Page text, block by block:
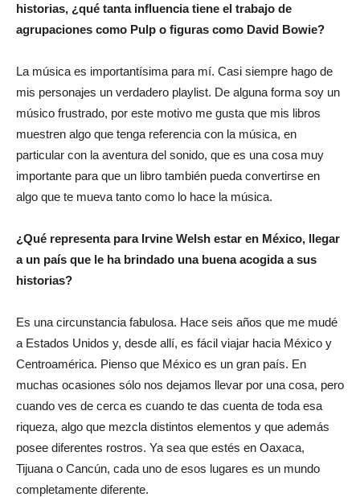
historias, ¿qué tanta influencia tiene el trabajo de
agrupaciones como Pulp o figuras como David Bowie?
La música es importantísima para mí. Casi siempre hago de
mis personajes un verdadero playlist. De alguna forma soy un
músico frustrado, por este motivo me gusta que mis libros
muestren algo que tenga referencia con la música, en
particular con la aventura del sonido, que es una cosa muy
importante para que un libro también pueda convertirse en
algo que te mueva tanto como lo hace la música.
¿Qué representa para Irvine Welsh estar en México, llegar
a un país que le ha brindado una buena acogida a sus
historias?
Es una circunstancia fabulosa. Hace seis años que me mudé
a Estados Unidos y, desde allí, es fácil viajar hacia México y
Centroamérica. Pienso que México es un gran país. En
muchas ocasiones sólo nos dejamos llevar por una cosa, pero
cuando ves de cerca es cuando te das cuenta de toda esa
riqueza, algo que mezcla distintos elementos y que además
posee diferentes rostros. Ya sea que estés en Oaxaca,
Tijuana o Cancún, cada uno de esos lugares es un mundo
completamente diferente.